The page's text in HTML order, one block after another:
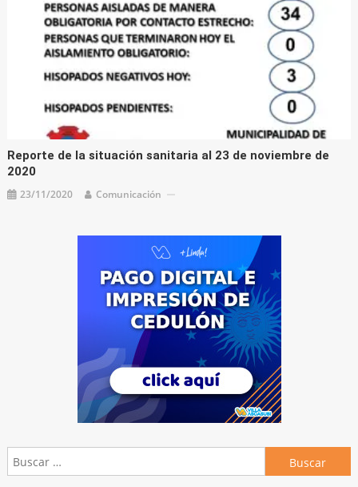
Reporte de la situación sanitaria al 23 de noviembre de
2020
23/11/2020 Comunicación
Buscar: